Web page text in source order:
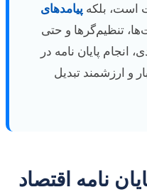
است، بلکه پیامدهای
تنظیم‌گرها و حتی
انجام پایان نامه در
و ارزشمند تبدیل
نامه اقتصاد